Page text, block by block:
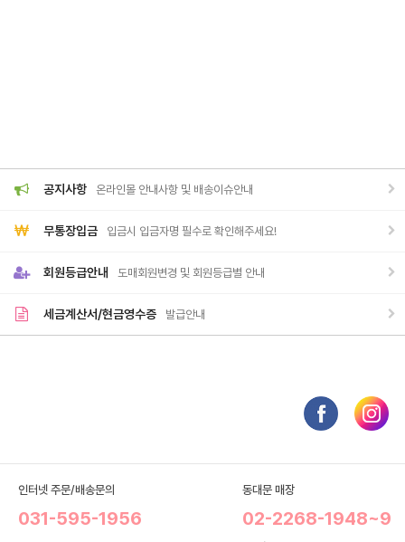
공지사항 온라인몰 안내사항 및 배송이슈안내
무통장입금 입금시 입금자명 필수로 확인해주세요!
회원등급안내 도매회원변경 및 회원등급별 안내
세금계산서/현금영수증 발급안내
인터넷 주문/배송문의
031-595-1956
동대문 매장
02-2268-1948~9